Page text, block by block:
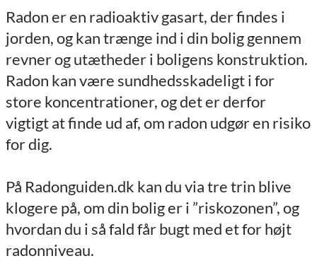
Radon er en radioaktiv gasart, der findes i
jorden, og kan trænge ind i din bolig gennem
revner og utætheder i boligens konstruktion.
Radon kan være sundhedsskadeligt i for
store koncentrationer, og det er derfor
vigtigt at finde ud af, om radon udgør en risiko
for dig.
På Radonguiden.dk kan du via tre trin blive
klogere på, om din bolig er i ”riskozonen”, og
hvordan du i så fald får bugt med et for højt
radonniveau.